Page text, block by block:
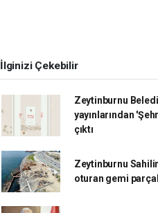
İlginizi Çekebilir
Zeytinburnu
yayınlarından
çıktı
Zeytinburnu
oturan gemi